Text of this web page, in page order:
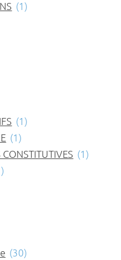
(1)
(1)
(1)
(1)
(30)